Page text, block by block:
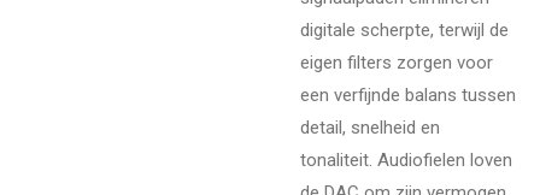
digitale scherpte, terwijl de
eigen filters zorgen voor
een verfijnde balans tussen
detail, snelheid en
tonaliteit. Audiofielen loven